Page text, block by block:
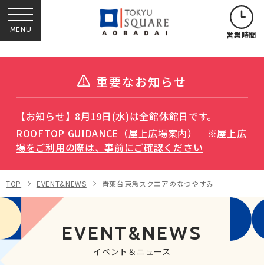
MENU 営業時間
重要なお知らせ
【お知らせ】8月19日(水)は全館休館日です。
ROOFTOP GUIDANCE（屋上広場案内） ※屋上広
場をご利用の際は、事前にご確認ください
TOP EVENT&NEWS 青葉台東急スクエアのなつやすみ
EVENT&NEWS
イベント＆ニュース